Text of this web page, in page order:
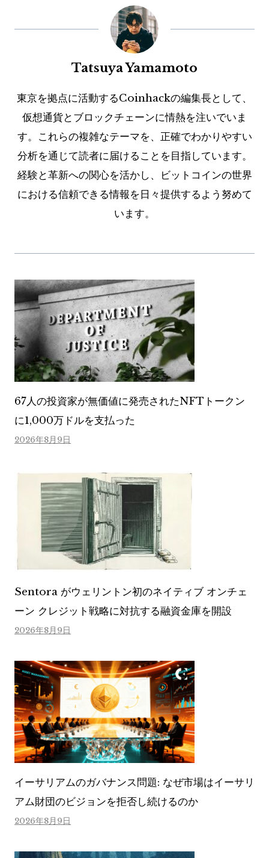
Tatsuya Yamamoto
東京を拠点に活動するCoinhackの編集長として、
仮想通貨とブロックチェーンに情熱を注いでいま
す。これらの複雑なテーマを、正確でわかりやすい
分析を通じて読者に届けることを目指しています。
経験と革新への関心を活かし、ビットコインの世界
における信頼できる情報を日々提供するよう努めて
います。
67人の投資家が無価値に発売されたNFTトークン
に1,000万ドルを支払った
2026年8月9日
Sentora がウェリントン初のネイティブ オンチェ
ーン クレジット戦略に対抗する融資金庫を開設
2026年8月9日
イーサリアムのガバナンス問題: なぜ市場はイーサリ
アム財団のビジョンを拒否し続けるのか
2026年8月9日